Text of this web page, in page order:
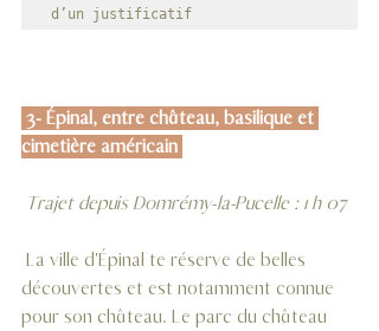
d’un justificatif
cimetière américain
Trajet depuis Domrémy-la-Pucelle : 1 h 07
découvertes et est notamment connue
pour son château. Le parc du château